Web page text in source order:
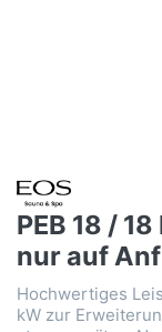
PEB 18 /
nur auf
Hochwertiges
kW zur